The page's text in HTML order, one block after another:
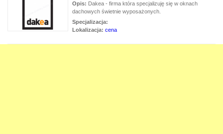
Opis: Dakea - firma która specjalizuję się w oknach
dachowych świetnie wyposażonych.
Specjalizacja:
Lokalizacja: cena